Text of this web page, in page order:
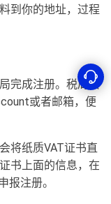
到你的地址，过程
完成注册。税局会
或者邮箱，便
将纸质VAT证书直
书上面的信息，在
报注册。